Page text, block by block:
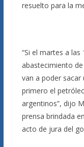
resuelto para la
“Si el martes a
abastecimiento
van a poder
primero el
argentinos”, dijo
prensa brindada
acto de jura del